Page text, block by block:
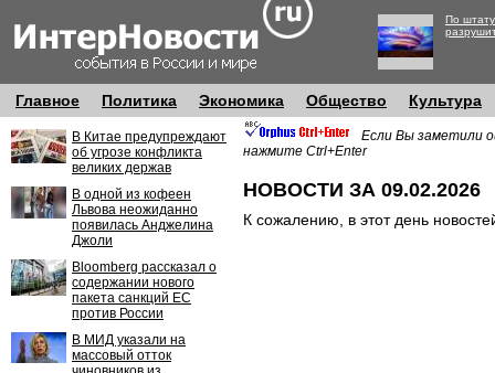
По
Главное Политика Экономика Общество Культура
В Китае предупреждают
об угрозе конфликта
великих держав
В одной из кофеен
Львова неожиданно
появилась Анджелина
Джоли
Bloomberg рассказал о
содержании нового
пакета санкций ЕС
против России
В МИД указали на
массовый отток
Если Вы заметили
нажмите Ctrl+Enter
НОВОСТИ ЗА 09.02.2026
К сожалению, в этот день